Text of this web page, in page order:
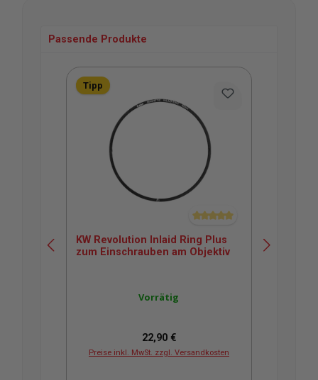
Passende Produkte
Produktgalerie überspringen
Tipp
KW Revolution Inlaid Ring Plus
zum Einschrauben am Objektiv
Vorrätig
Regulärer Preis:
22,90 €
Preise inkl. MwSt. zzgl. Versandkosten